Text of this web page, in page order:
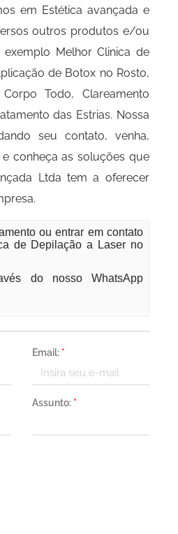
em Estética avançada e
outros produtos e/ou
Melhor Clinica de
de Botox no Rosto,
Todo, Clareamento
das Estrias. Nossa
seu contato, venha,
conheça as soluções que
Ltda tem a oferecer
ou entrar em contato
de Depilação a Laser no
do nosso WhatsApp
Email: *
Assunto: *